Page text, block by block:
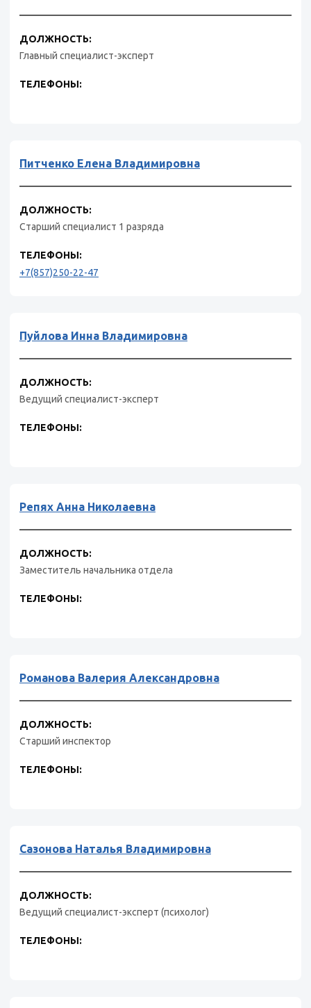
ДОЛЖНОСТЬ:
Главный специалист-эксперт
ТЕЛЕФОНЫ:
Питченко Елена Владимировна
ДОЛЖНОСТЬ:
Старший специалист 1 разряда
ТЕЛЕФОНЫ:
+7(857)250-22-47
Пуйлова Инна Владимировна
ДОЛЖНОСТЬ:
Ведущий специалист-эксперт
ТЕЛЕФОНЫ:
Репях Анна Николаевна
ДОЛЖНОСТЬ:
Заместитель начальника отдела
ТЕЛЕФОНЫ:
Романова Валерия Александровна
ДОЛЖНОСТЬ:
Старший инспектор
ТЕЛЕФОНЫ:
Сазонова Наталья Владимировна
ДОЛЖНОСТЬ:
Ведущий специалист-эксперт (психолог)
ТЕЛЕФОНЫ: